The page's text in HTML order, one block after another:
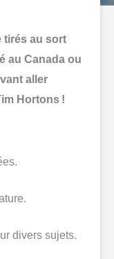
tirés au sort
au Canada ou
aller
Hortons !
divers sujets.